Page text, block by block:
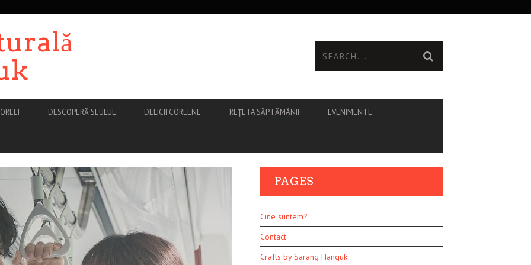
DESCOPERĂ SEULUL DELICII COREENE REȚETA SĂPTĂMÂNII EVENIMENTE
PAGES
Cine suntem?
Contact
Crafts by Sarang Hanguk